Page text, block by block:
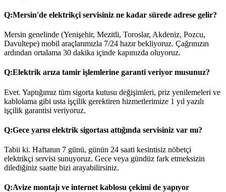
Q:Mersin'de elektrikçi servisiniz ne kadar sürede adrese gelir?
Mersin genelinde (Yenişehir, Mezitli, Toroslar, Akdeniz, Pozcu,
Davultepe) mobil araçlarımızla 7/24 hazır bekliyoruz. Çağrınızın
ardından ortalama 30 dakika içinde kapınızda oluyoruz.
Q:Elektrik arıza tamir işlemlerine garanti veriyor musunuz?
Evet. Yaptığımız tüm sigorta kutusu değişimleri, priz yenilemeleri ve
kablolama gibi usta işçilik gerektiren hizmetlerimize 1 yıl yazılı
işçilik garantisi veriyoruz.
Q:Gece yarısı elektrik sigortası attığında servisiniz var mı?
Tabii ki. Haftanın 7 günü, günün 24 saati kesintisiz nöbetçi
elektrikçi servisi sunuyoruz. Gece veya gündüz fark etmeksizin
dilediğiniz saatte bizi arayabilirsiniz.
Q:Avize montajı ve internet kablosu çekimi de yapıyor